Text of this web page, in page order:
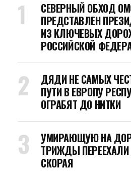
СЕВЕРНЫЙ ОБХОД
ПРЕДСТАВЛЕН
ИЗ КЛЮЧЕВЫХ
РОССИЙСКОЙ
ДЯДИ НЕ САМЫХ
ПУТИ В ЕВРОПУ
ОГРАБЯТ ДО НИТКИ
УМИРАЮЩУЮ НА
ТРИЖДЫ
СКОРАЯ